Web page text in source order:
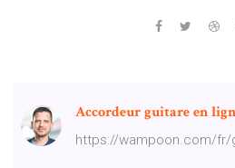
Accordeurguitareen
https://wampoon.com/fr/